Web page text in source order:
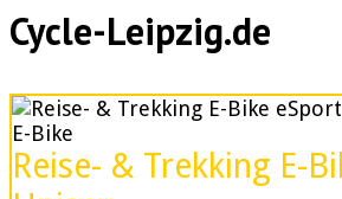
Cycle-Leipzig.de
E-Bike
Reise- & Trekking E-